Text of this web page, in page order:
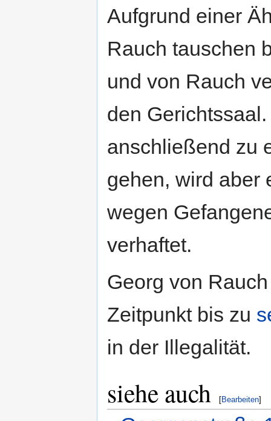
Aufgrund einer
Rauch tauschen
und von Rauch
den
anschließend zu
gehen, wird aber
wegen
verhaftet.
Georg von
Zeitpunkt bis zu
in der Illegalität.
siehe auch [Bearbeiten]